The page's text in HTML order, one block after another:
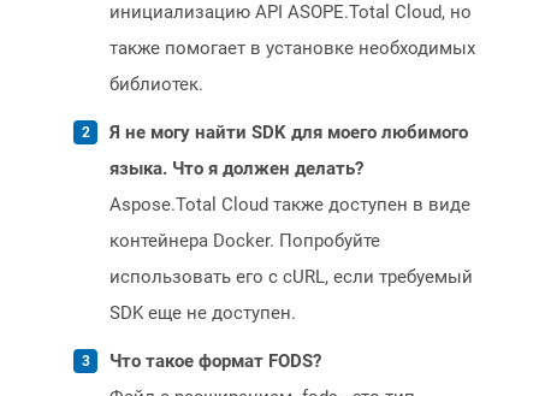
инициализацию API ASOPE.Total Cloud, но
также помогает в установке необходимых
библиотек.
Я не могу найти SDK для моего любимого
языка. Что я должен делать?
Aspose.Total Cloud также доступен в виде
контейнера Docker. Попробуйте
использовать его с cURL, если требуемый
SDK еще не доступен.
Что такое формат FODS?